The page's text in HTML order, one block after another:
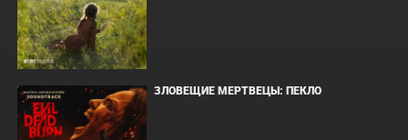
ЗЛОВЕЩИЕ МЕРТВЕЦЫ: ПЕКЛО